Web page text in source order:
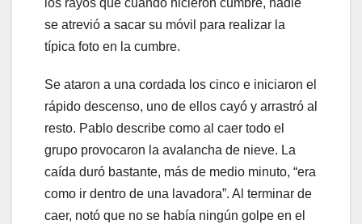
los rayos que cuando hicieron cumbre, nadie
se atrevió a sacar su móvil para realizar la
típica foto en la cumbre.
Se ataron a una cordada los cinco e iniciaron el
rápido descenso, uno de ellos cayó y arrastró al
resto. Pablo describe como al caer todo el
grupo provocaron la avalancha de nieve. La
caída duró bastante, más de medio minuto, “era
como ir dentro de una lavadora”. Al terminar de
caer, notó que no se había ningún golpe en el